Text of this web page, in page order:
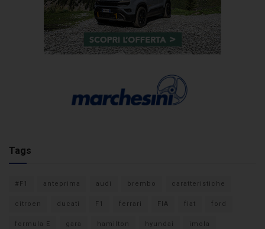
Tags
#F1 anteprima audi brembo caratteristiche
citroen ducati F1 ferrari FIA fiat ford
formula E gara hamilton hyundai imola